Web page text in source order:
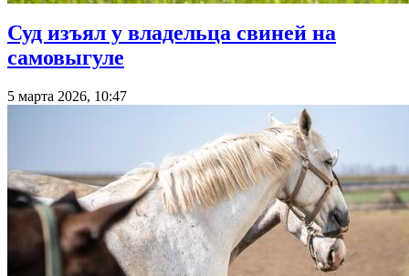
Суд изъял у владельца свиней на
самовыгуле
5 марта 2026, 10:47